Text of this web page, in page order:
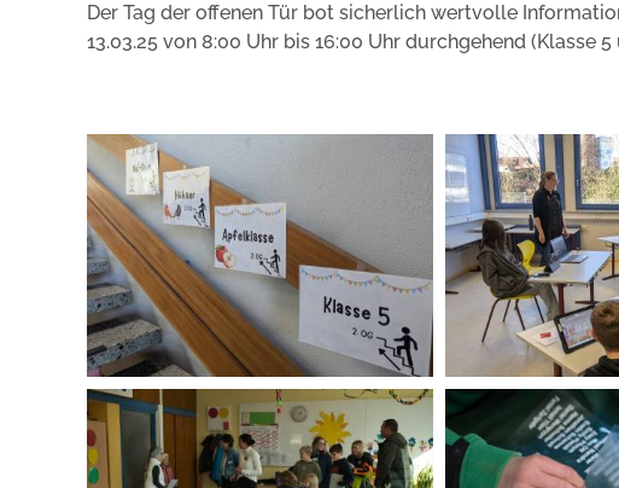
Der Tag der offenen Tür bot sicherlich wertvolle
13.03.25 von 8:00 Uhr bis 16:00 Uhr durchgehend